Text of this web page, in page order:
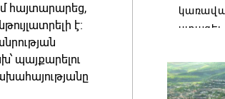
հայտարարեց,
է։
պայքարելու
ստացել.